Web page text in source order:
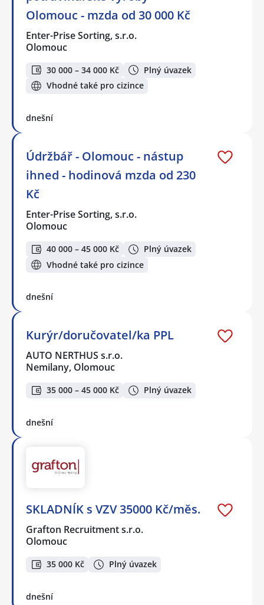
Olomouc - mzda od 30 000 Kč
Enter-Prise Sorting, s.r.o.
Olomouc
30 000 – 34 000 Kč
Plný úvazek
Vhodné také pro cizince
dnešní
Údržbář - Olomouc - nástup
ihned - hodinová mzda od 230
Kč
Enter-Prise Sorting, s.r.o.
Olomouc
40 000 – 45 000 Kč
Plný úvazek
Vhodné také pro cizince
dnešní
Kurýr/doručovatel/ka PPL
AUTO NERTHUS s.r.o.
Nemilany, Olomouc
35 000 – 45 000 Kč Plný úvazek
dnešní
SKLADNÍK s VZV 35000 Kč/měs.
Grafton Recruitment s.r.o.
Olomouc
35 000 Kč Plný úvazek
dnešní